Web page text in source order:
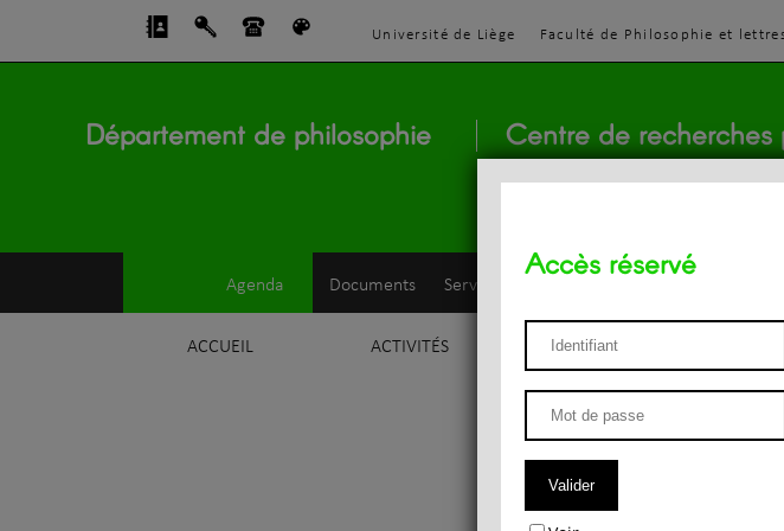
Université de Liège Faculté de Philosophie et
Département de philosophie Centre de
Agenda Documents Service d'esthétique
ACCUEIL ACTIVITÉS ENSEIGNEMENT
Accès réservé